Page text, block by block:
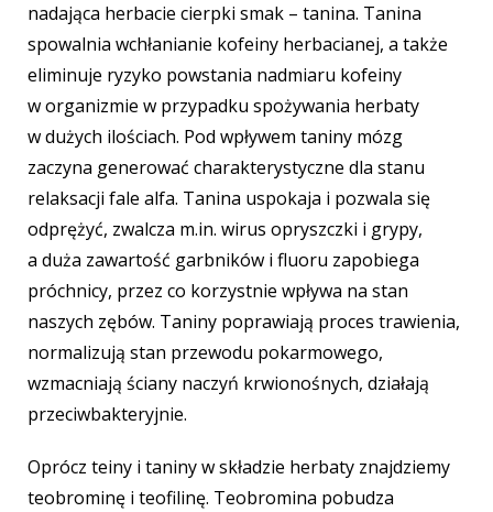
nadająca herbacie cierpki smak – tanina. Tanina
spowalnia wchłanianie kofeiny herbacianej, a także
eliminuje ryzyko powstania nadmiaru kofeiny
w organizmie w przypadku spożywania herbaty
w dużych ilościach. Pod wpływem taniny mózg
zaczyna generować charakterystyczne dla stanu
relaksacji fale alfa. Tanina uspokaja i pozwala się
odprężyć, zwalcza m.in. wirus opryszczki i grypy,
a duża zawartość garbników i fluoru zapobiega
próchnicy, przez co korzystnie wpływa na stan
naszych zębów. Taniny poprawiają proces trawienia,
normalizują stan przewodu pokarmowego,
wzmacniają ściany naczyń krwionośnych, działają
przeciwbakteryjnie.
Oprócz teiny i taniny w składzie herbaty znajdziemy
teobrominę i teofilinę. Teobromina pobudza